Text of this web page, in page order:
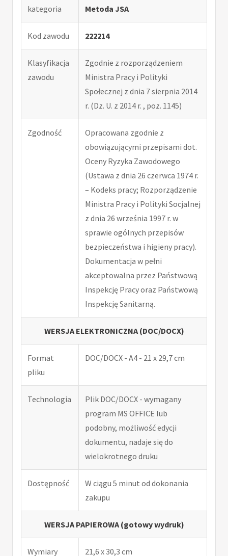
kategoria
Metoda JSA
Kod zawodu 222214
Klasyfikacja
zawodu
Zgodnie z rozporządzeniem
Ministra Pracy i Polityki
Społecznej z dnia 7 sierpnia 2014
r. (Dz. U. z 2014 r. , poz. 1145)
Zgodność
Opracowana zgodnie z
obowiązującymi przepisami dot.
Oceny Ryzyka Zawodowego
(Ustawa z dnia 26 czerwca 1974 r.
– Kodeks pracy; Rozporządzenie
Ministra Pracy i Polityki Socjalnej
z dnia 26 września 1997 r. w
sprawie ogólnych przepisów
bezpieczeństwa i higieny pracy).
Dokumentacja w pełni
akceptowalna przez Państwową
Inspekcję Pracy oraz Państwową
Inspekcję Sanitarną.
WERSJA ELEKTRONICZNA (DOC/DOCX)
Format
pliku
DOC/DOCX - A4 - 21 x 29,7 cm
Technologia
Plik DOC/DOCX - wymagany
program MS OFFICE lub
podobny, możliwość edycji
dokumentu, nadaje się do
wielokrotnego druku
Dostępność
W ciągu 5 minut od dokonania
zakupu
WERSJA PAPIEROWA (gotowy wydruk)
Wymiary 21,6 x 30,3 cm